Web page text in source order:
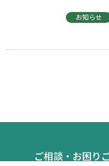
お知らせ
ご相談・お困り